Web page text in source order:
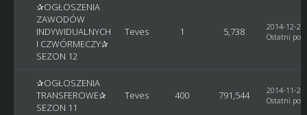
✰OGŁOSZENIA
ZAWODÓW
INDYWIDUALNYCH
I CZWÓRMECZY✰
SEZON 12
Teves 1 5,738
2014-12-
Ostatni post
✰OGŁOSZENIA
TRANSFEROWE✰
SEZON 11
Teves 400 791,544
2014-11-
Ostatni post